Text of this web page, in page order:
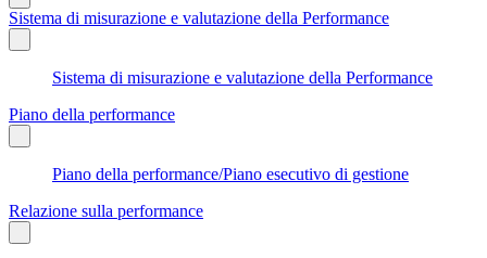
Sistema di misurazione e valutazione della Performance
Sistema di misurazione e valutazione della Performance
Piano della performance
Piano della performance/Piano esecutivo di gestione
Relazione sulla performance